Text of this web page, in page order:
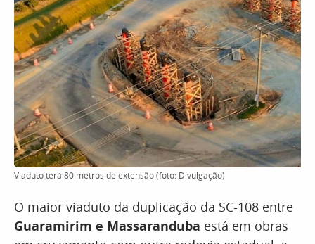
Viaduto terá 80 metros de extensão (foto: Divulgação)
O maior viaduto da duplicação da SC-108 entre
Guaramirim e Massaranduba está em obras